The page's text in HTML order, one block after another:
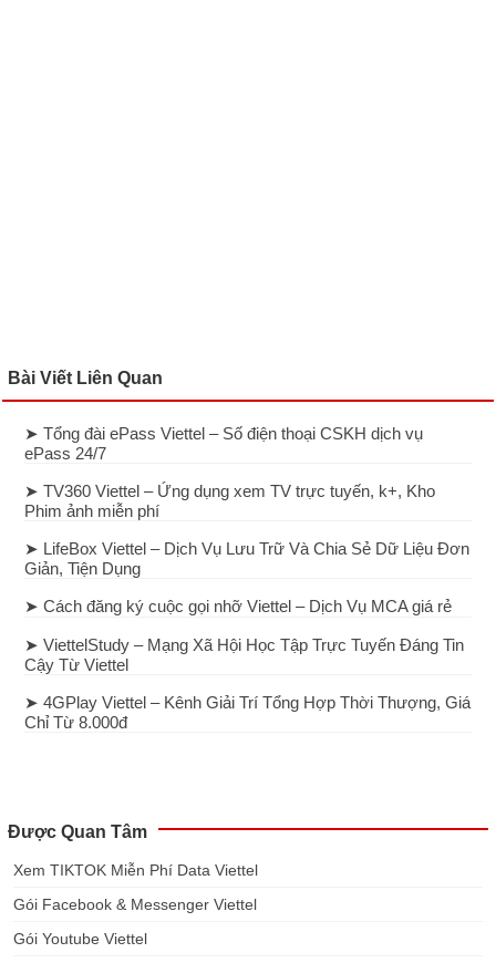
Bài Viết Liên Quan
➤ Tổng đài ePass Viettel – Số điện thoại CSKH dịch vụ
ePass 24/7
➤ TV360 Viettel – Ứng dụng xem TV trực tuyến, k+, Kho
Phim ảnh miễn phí
➤ LifeBox Viettel – Dịch Vụ Lưu Trữ Và Chia Sẻ Dữ Liệu Đơn
Giản, Tiện Dụng
➤ Cách đăng ký cuộc gọi nhỡ Viettel – Dịch Vụ MCA giá rẻ
➤ ViettelStudy – Mạng Xã Hội Học Tập Trực Tuyến Đáng Tin
Cậy Từ Viettel
➤ 4GPlay Viettel – Kênh Giải Trí Tổng Hợp Thời Thượng, Giá
Chỉ Từ 8.000đ
Được Quan Tâm
Xem TIKTOK Miễn Phí Data Viettel
Gói Facebook & Messenger Viettel
Gói Youtube Viettel